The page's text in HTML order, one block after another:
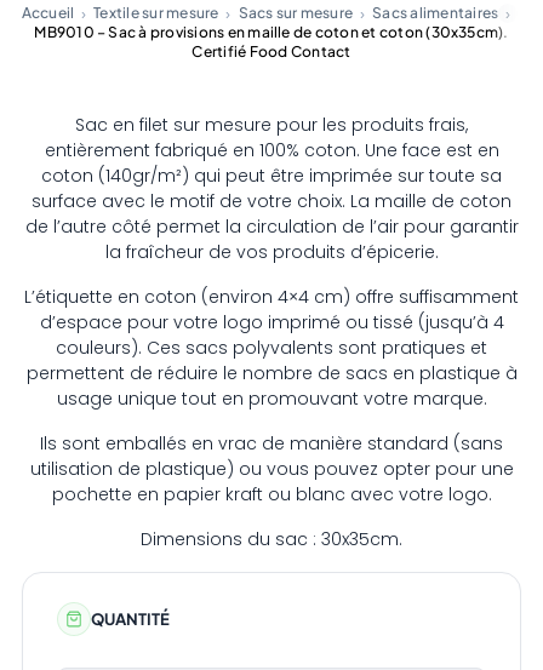
Accueil Textile sur mesure Sacs sur mesure
Sacs alimentaires
MB9010 – Sac à provisions en maille de coton et coton (30x35cm).
Certifié Food Contact
Sac en filet sur mesure pour les produits frais,
entièrement fabriqué en 100% coton. Une face est en
coton (140gr/m²) qui peut être imprimée sur toute sa
surface avec le motif de votre choix. La maille de coton
de l’autre côté permet la circulation de l’air pour garantir
la fraîcheur de vos produits d’épicerie.
L’étiquette en coton (environ 4×4 cm) offre suffisamment
d’espace pour votre logo imprimé ou tissé (jusqu’à 4
couleurs). Ces sacs polyvalents sont pratiques et
permettent de réduire le nombre de sacs en plastique à
usage unique tout en promouvant votre marque.
Ils sont emballés en vrac de manière standard (sans
utilisation de plastique) ou vous pouvez opter pour une
pochette en papier kraft ou blanc avec votre logo.
Dimensions du sac : 30x35cm.
QUANTITÉ